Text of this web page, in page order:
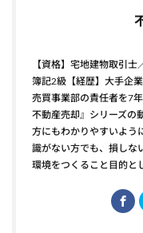
【資格】宅地建物取引
簿記2級【経歴】大手企
売買事業部の責任者を7
不動産売却』シリーズの
方にもわかりやすいよう
識がない方でも、損しな
環境をつくること目的と